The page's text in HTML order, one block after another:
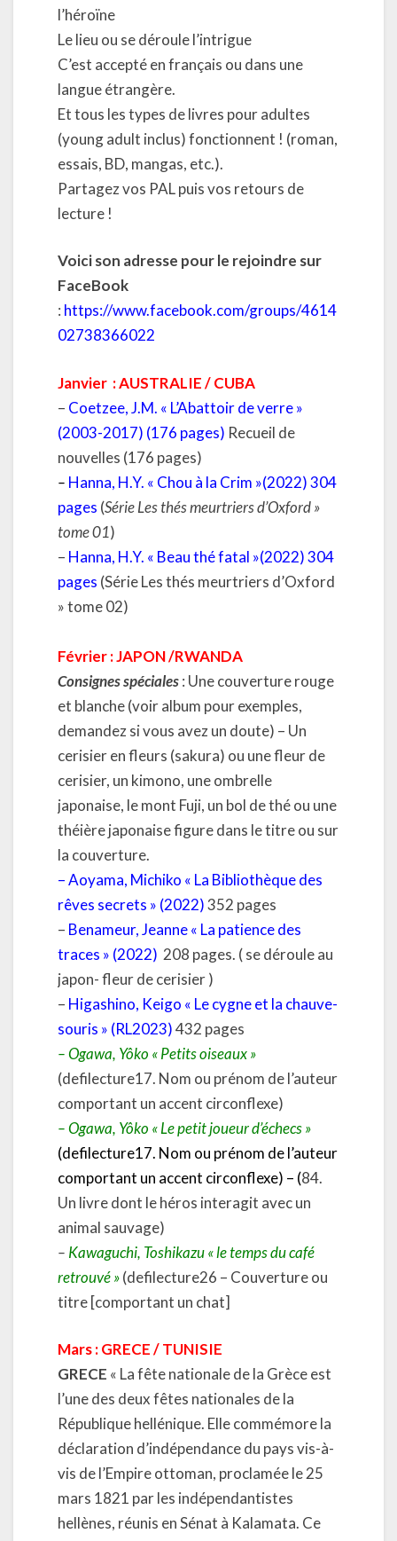
l’héroïne
Le lieu ou se déroule l’intrigue
C’est accepté en français ou dans une
langue étrangère.
Et tous les types de livres pour adultes
(young adult inclus) fonctionnent ! (roman,
essais, BD, mangas, etc.).
Partagez vos PAL puis vos retours de
lecture !
Voici son adresse pour le rejoindre sur
FaceBook
: https://www.facebook.com/groups/4614
02738366022
Janvier : AUSTRALIE / CUBA
– Coetzee, J.M. « L’Abattoir de verre »
(2003-2017) (176 pages) Recueil de
nouvelles (176 pages)
– Hanna, H.Y. « Chou à la Crim »(2022) 304
pages (Série Les thés meurtriers d’Oxford »
tome 01)
– Hanna, H.Y. « Beau thé fatal »(2022) 304
pages (Série Les thés meurtriers d’Oxford
» tome 02)
Février : JAPON /RWANDA
Consignes spéciales: Une couverture rouge
et blanche (voir album pour exemples,
demandez si vous avez un doute) – Un
cerisier en fleurs (sakura) ou une fleur de
cerisier, un kimono, une ombrelle
japonaise, le mont Fuji, un bol de thé ou une
théière japonaise figure dans le titre ou sur
la couverture.
–Aoyama, Michiko « La Bibliothèque des
rêves secrets » (2022)352 pages
– Benameur, Jeanne « La patience des
traces » (2022) 208 pages. ( se déroule au
japon-fleur de cerisier)
– Higashino, Keigo « Le cygne et la chauve-
souris » (RL2023)432 pages
– Ogawa, Yôko « Petits oiseaux »
(defilecture17. Nom ou prénom de l’auteur
comportant un accent circonflexe)
– Ogawa, Yôko « Le petit joueur d’échecs »
(defilecture17. Nom ou prénom de l’auteur
comportant un accent circonflexe) – (84.
Un livre dont le héros interagit avec un
animal sauvage)
– Kawaguchi, Toshikazu « le temps du café
retrouvé »(defilecture26 – Couverture ou
titre [comportant un chat]
Mars : GRECE / TUNISIE
GRECE « La fête nationale de la Grèce est
l’une des deux fêtes nationales de la
République hellénique. Elle commémore la
déclaration d’indépendance du pays vis-à-
vis de l’Empire ottoman, proclamée le 25
mars 1821 par les indépendantistes
hellènes, réunis en Sénat à Kalamata. Ce